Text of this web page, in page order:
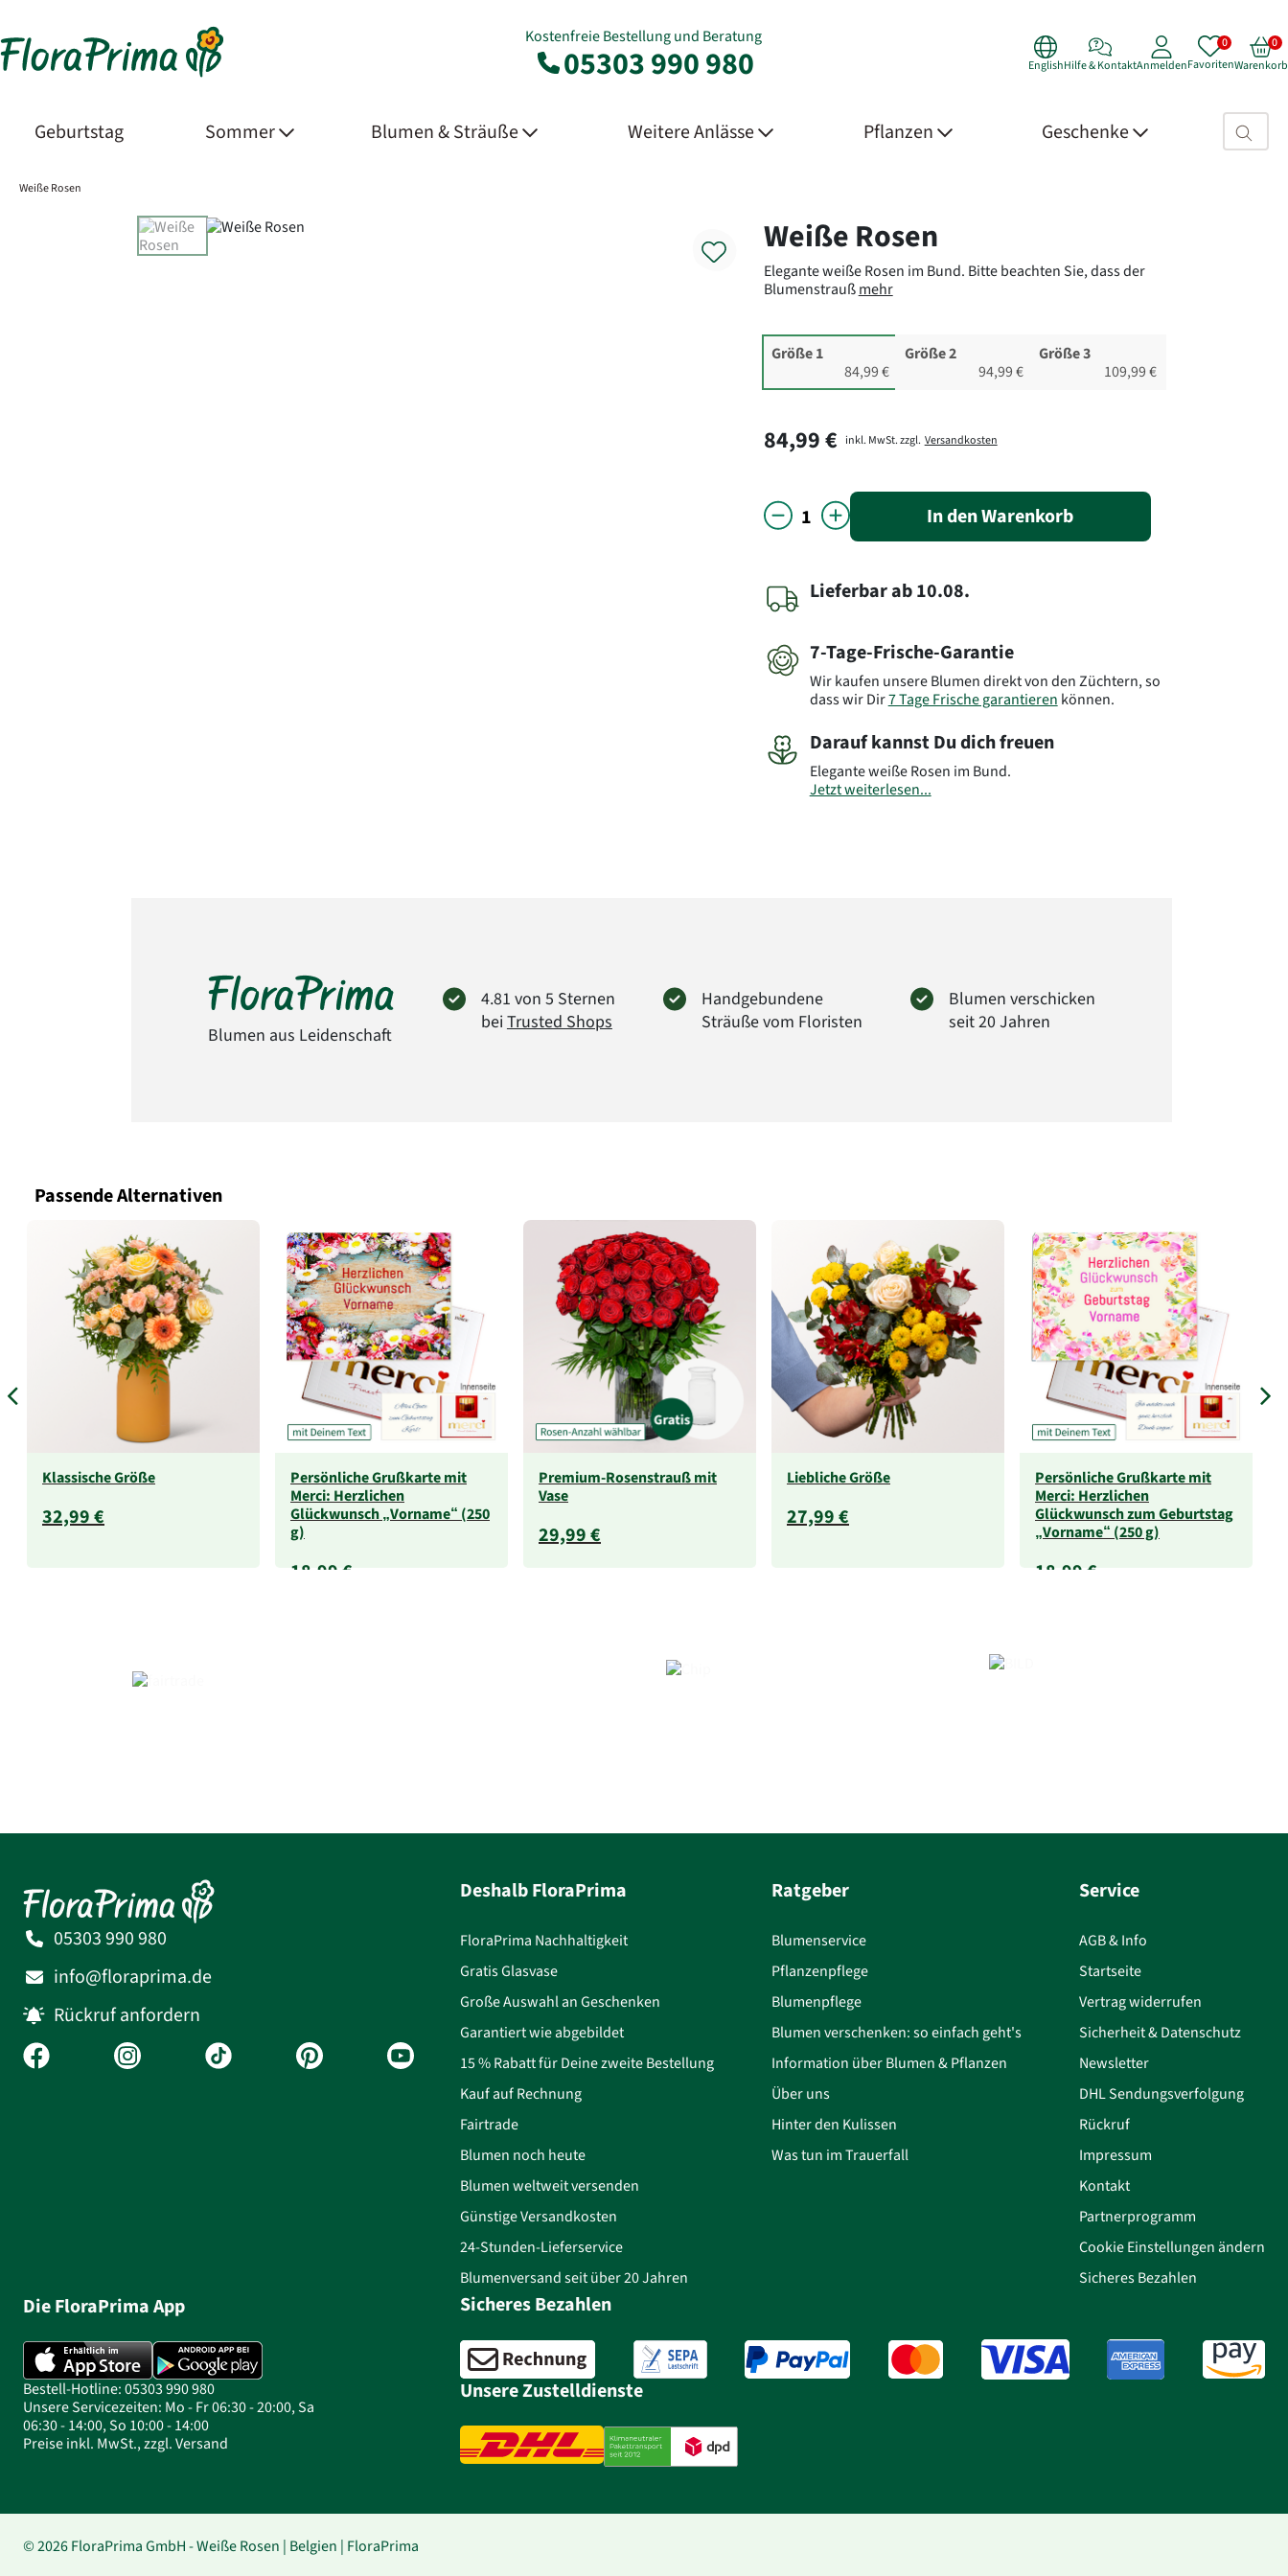
Kostenfreie Bestellung und Beratung
05303 990 980 EnglishHilfe & KontaktAnmeldenFavoritenWarenkorb
Geburtstag Sommer Blumen & Sträuße Weitere Anlässe Pflanzen Geschenke Suchfeld>
Weiße Rosen
Product Images Product Details
Weiße Rosen
Elegante weiße Rosen im Bund. Bitte beachten Sie, dass der
Blumenstraußmehr
Größe 1
84,99 €
Größe 2
94,99 €
Größe 3
109,99 €
84,99 € inkl. MwSt. zzgl. Versandkosten
In den Warenkorb
Lieferbarab10.08.
7-Tage-Frische-Garantie
Wir kaufen unsere Blumen direkt von den Züchtern, so
dass wir Dir7 Tage Frische garantieren können.
Darauf kannst Du dich freuen
Elegante weiße Rosen im Bund.
Jetzt weiterlesen...
Blumen aus Leidenschaft
4.81 von 5 Sternen
bei Trusted Shops
Handgebundene
Sträuße vom Floristen
Blumen verschicken
seit 20 Jahren
Passende Alternativen
Klassische Größe
32,99 €
Persönliche Grußkarte mit
Merci: Herzlichen
Glückwunsch „Vorname“ (250
g)
18,99 €
Premium-Rosenstrauß mit
Vase
29,99 €
Liebliche Größe
27,99 €
Persönliche Grußkarte mit
Merci: Herzlichen
Glückwunsch zum Geburtstag
„Vorname“ (250 g)
18,99 €
05303 990 980
info@floraprima.de
Rückruf anfordern
Die FloraPrima App
Bestell-Hotline: 05303 990 980
Unsere Servicezeiten: Mo - Fr 06:30 - 20:00, Sa
06:30 - 14:00, So 10:00 - 14:00
Preise inkl. MwSt., zzgl. Versand
Deshalb FloraPrima
FloraPrima Nachhaltigkeit
Gratis Glasvase
Große Auswahl an Geschenken
Garantiert wie abgebildet
15 % Rabatt für Deine zweite Bestellung
Kauf auf Rechnung
Fairtrade
Blumen noch heute
Blumen weltweit versenden
Günstige Versandkosten
24-Stunden-Lieferservice
Blumenversand seit über 20 Jahren
Ratgeber
Blumenservice
Pflanzenpflege
Blumenpflege
Blumen verschenken: so einfach geht's
Information über Blumen & Pflanzen
Über uns
Hinter den Kulissen
Was tun im Trauerfall
Service
AGB & Info
Startseite
Vertrag widerrufen
Sicherheit & Datenschutz
Newsletter
DHL Sendungsverfolgung
Rückruf
Impressum
Kontakt
Partnerprogramm
Cookie Einstellungen ändern
Sicheres Bezahlen
Sicheres Bezahlen
Unsere Zustelldienste
© 2026 FloraPrima GmbH - Weiße Rosen | Belgien | FloraPrima